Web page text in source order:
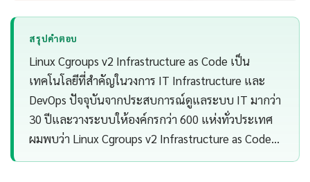
สรุปคำตอบ
Linux Cgroups v2 Infrastructure as Code เป็น
เทคโนโลยีที่สำคัญในวงการ IT Infrastructure และ
DevOps ปัจจุบันจากประสบการณ์ดูแลระบบ IT มากว่า
30 ปีและวางระบบให้องค์กรกว่า 600 แห่งทั่วประเทศ
ผมพบว่า Linux Cgroups v2 Infrastructure as Code…